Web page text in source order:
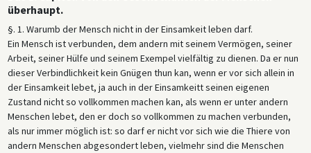
überhaupt.
§. 1. Warumb der Mensch nicht in der Einsamkeit leben darf.
Ein Mensch ist verbunden, dem andern mit seinem Vermögen, seiner
Arbeit, seiner Hülfe und seinem Exempel vielfältig zu dienen. Da er nun
dieser Verbindlichkeit kein Gnügen thun kan, wenn er vor sich allein in
der Einsamkeit lebet, ja auch in der Einsamkeitt seinen eigenen
Zustand nicht so vollkommen machen kan, als wenn er unter andern
Menschen lebet, den er doch so vollkommen zu machen verbunden,
als nur immer möglich ist: so darf er nicht vor sich wie die Thiere von
andern Menschen abgesondert leben, vielmehr sind die Menschen